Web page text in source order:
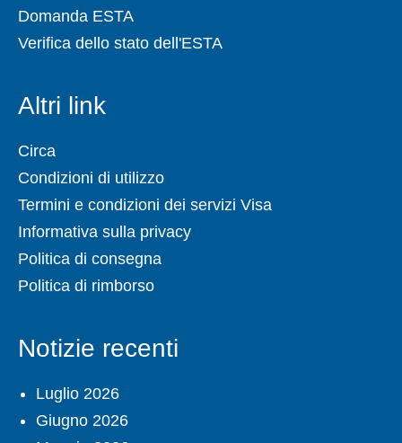
Domanda ESTA
Verifica dello stato dell'ESTA
Altri link
Circa
Condizioni di utilizzo
Termini e condizioni dei servizi Visa
Informativa sulla privacy
Politica di consegna
Politica di rimborso
Notizie recenti
Luglio 2026
Giugno 2026